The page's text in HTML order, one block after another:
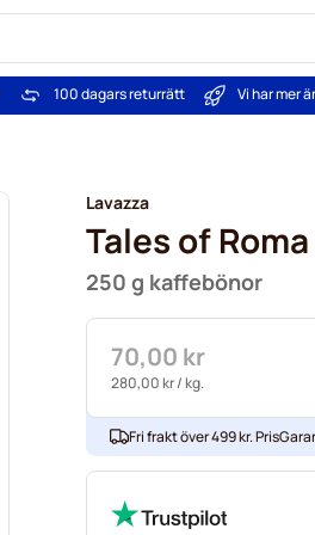
100 dagars returrätt Vi har mer
Lavazza
Tales of
250 g kaffebönor
70,00 kr
280,00 kr/ kg.
Fri frakt över 499 kr.